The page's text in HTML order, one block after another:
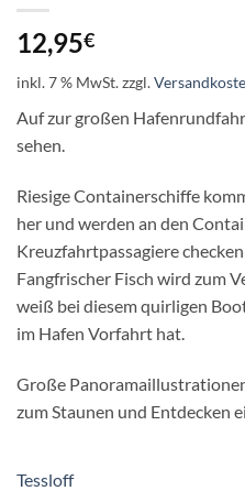
12,95€
inkl. 7 % MwSt.zzgl.
Auf zur großen
sehen.
Riesige Containerschiffe
her und werden an den
Kreuzfahrtpassagiere
Fangfrischer Fisch wird zum
weiß bei diesem quirligen
im Hafen Vorfahrt hat.
Große
zum Staunen und Entdecken
Tessloff